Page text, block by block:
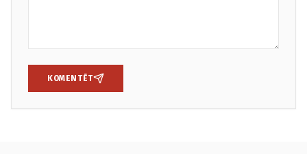
KOMENTĒT